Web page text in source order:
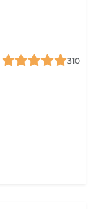
310